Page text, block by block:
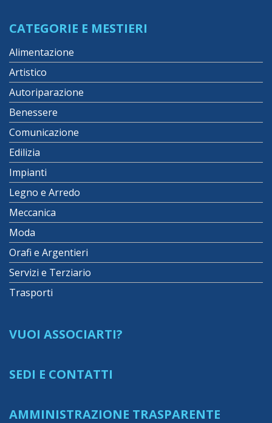
CATEGORIE E MESTIERI
Alimentazione
Artistico
Autoriparazione
Benessere
Comunicazione
Edilizia
Impianti
Legno e Arredo
Meccanica
Moda
Orafi e Argentieri
Servizi e Terziario
Trasporti
VUOI ASSOCIARTI?
SEDI E CONTATTI
AMMINISTRAZIONE TRASPARENTE